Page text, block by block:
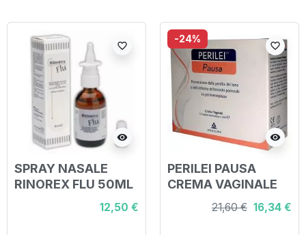
visibility
favorite_border
SPRAY NASALE
RINOREX FLU 50ML
12,50 €
-24%
visibility
favorite_border
PERILEI PAUSA
CREMA VAGINALE
10 TUBETTI
MONODOSE DA 5ML
21,60 € 16,34 €